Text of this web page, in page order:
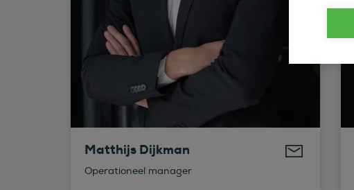
Matthijs Dijkman
Operationeel manager